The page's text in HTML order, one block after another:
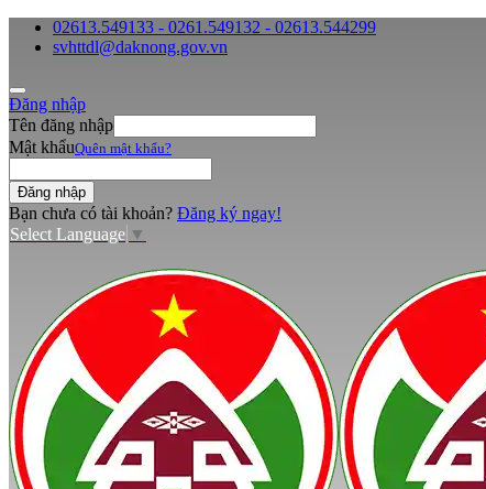
02613.549133 - 0261.549132 - 02613.544299
svhttdl@daknong.gov.vn
Đăng nhập
Tên đăng nhập
Mật khẩuQuên mật khẩu?
Bạn chưa có tài khoản? Đăng ký ngay!
Select Language ▼